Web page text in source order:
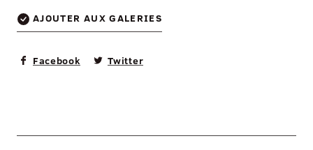
AJOUTER AUX GALERIES
Facebook Twitter